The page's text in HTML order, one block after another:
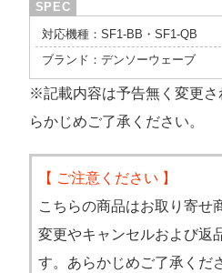
対応機種：SF1-BB・SF1-QB
ブランド：デンソーウェーブ
※記載内容は予告無く変更さ
らかじめご了承ください。
【 ご注意ください 】
こちらの商品はお取り寄せ
変更やキャンセルおよび返
す。あらかじめご了承くだ